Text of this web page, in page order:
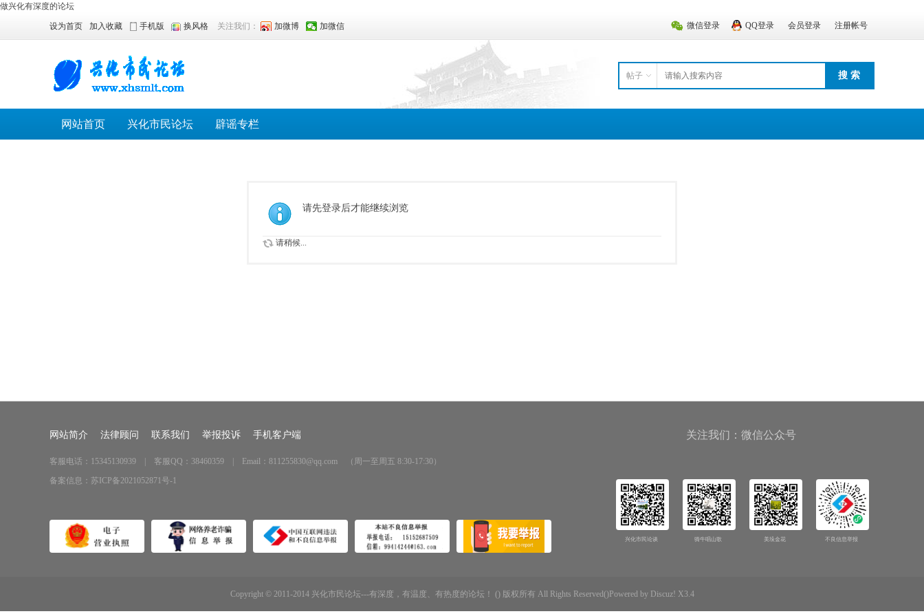
做兴化有深度的论坛
微信登录
QQ登录 会员登录 注册帐号
设为首页 加入收藏 手机版 换风格 关注我们： 加微博 加微信
帖子 搜 索
网站首页 兴化市民论坛 辟谣专栏
请先登录后才能继续浏览
请稍候...
网站简介 法律顾问 联系我们 举报投诉 手机客户端
客服电话：15345130939 | 客服QQ：38460359 | Email：811255830@qq.com （周一至周五 8:30-17:30）
备案信息： 苏ICP备2021052871号-1
关注我们：微信公众号
兴化市民论谈 骑牛唱山歌 美垛金花 不良信息举报
Copyright © 2011-2014 兴化市民论坛---有深度，有温度、有热度的论坛！ () 版权所有 All Rights Reserved()Powered by Discuz! X3.4